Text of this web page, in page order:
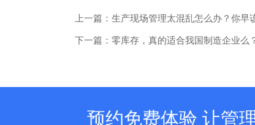
上一篇：生产现场管理太混乱怎么办？你早
下一篇：零库存，真的适合我国制造企业么
预约免费体验 让管